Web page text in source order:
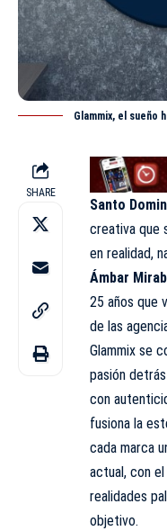
Glammix, el sueño
SHARE
Santo
creativa que
en realidad,
Ámbar
25 años que
de las
Glammix se
pasión
con
fusiona la
cada marca
actual, con
realidades
objetivo.